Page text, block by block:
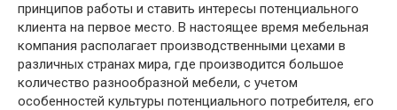
принципов работы и ставить интересы потенциального
клиента на первое место. В настоящее время мебельная
компания располагает производственными цехами в
различных странах мира, где производится большое
количество разнообразной мебели, с учетом
особенностей культуры потенциального потребителя, его